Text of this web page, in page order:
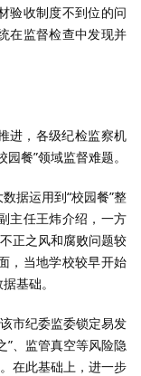
验收制度不到位的问
在监督检查中发现并
进，各级纪检监察机
餐”领域监督难题。
据运用到“校园餐”整
主任王炜介绍，一方
正之风和腐败问题较
，当地学校较早开始
基础。
市纪委监委锁定易发
”、监管真空等风险隐
在此基础上，进一步